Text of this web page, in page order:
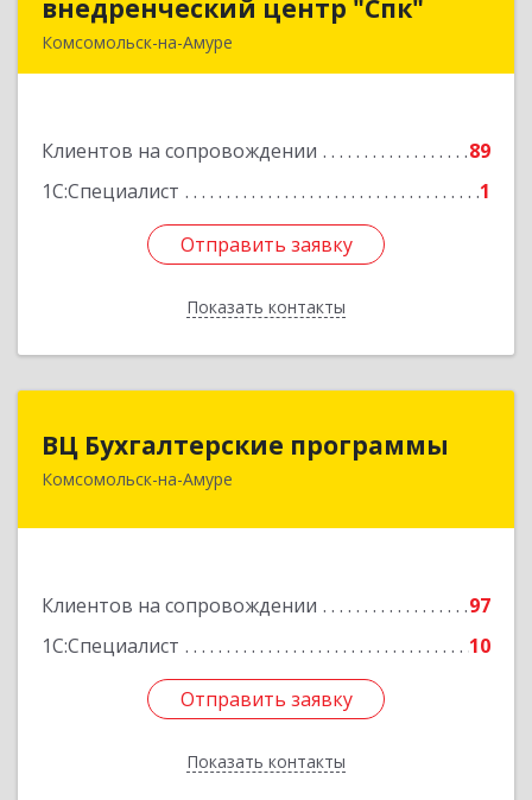
внедренческий центр "Спк"
Комсомольск-на-Амуре
Клиентов на сопровождении
89
1С:Специалист
1
Отправить заявку
Показать контакты
внедренческий центр "Спк"
Подробнее
Отправить заявку
Назад
ВЦ Бухгалтерские программы
Комсомольск-на-Амуре
Клиентов на сопровождении
97
1С:Специалист
10
Отправить заявку
Показать контакты
681000, Хабаровский край, Комсомольск-на-
Отправить заявку
Назад